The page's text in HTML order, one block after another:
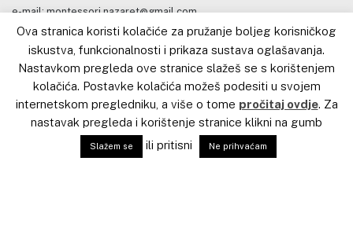
e-mail: montessori.nazaret@gmail.com
gsm: (+385) 099 3341319
Kontakt za stručno usavršavanje
Kateheza Dobroga Pastira
s. Jelica Đuzel, voditeljica
Stručno – razvojnog centra
Ova stranica koristi kolačiće za pružanje boljeg korisničkog
iskustva, funkcionalnosti i prikaza sustava oglašavanja.
Nastavkom pregleda ove stranice slažeš se s korištenjem
kolačića. Postavke kolačića možeš podesiti u svojem
internetskom pregledniku, a više o tome pročitaj ovdje. Za
nastavak pregleda i korištenje stranice klikni na gumb
Slažem se ili pritisni Ne prihvaćam